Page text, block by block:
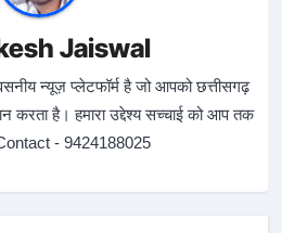
Jaiswal
न्यूज़ प्लेटफॉर्म है जो आपको छत्तीसगढ़
करता है। हमारा उद्देश्य सच्चाई को आप तक
- 9424188025